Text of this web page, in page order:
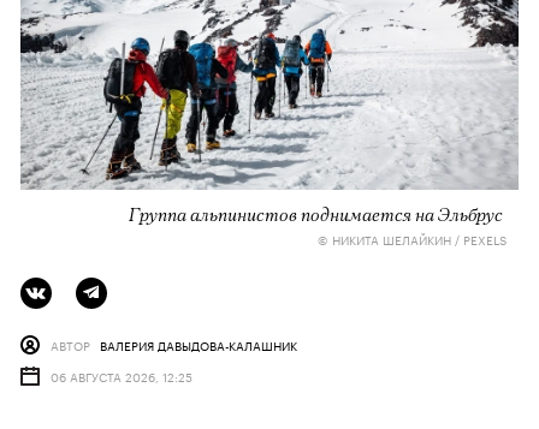
Группа альпинистов поднимается на Эльбрус
© НИКИТА ШЕЛАЙКИН / PEXELS
АВТОР ВАЛЕРИЯ ДАВЫДОВА-КАЛАШНИК
06 АВГУСТА 2026, 12:25